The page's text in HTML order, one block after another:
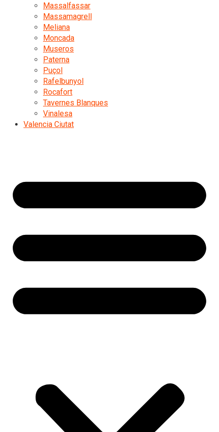
Massalfassar
Massamagrell
Meliana
Moncada
Museros
Paterna
Puçol
Rafelbunyol
Rocafort
Tavernes Blanques
Vinalesa
Valencia Ciutat